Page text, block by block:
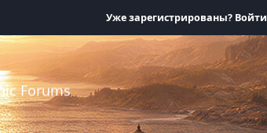
Уже зарегистрированы? Войти
Forums